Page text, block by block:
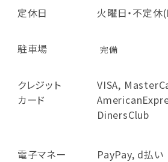
定休日 火曜日・不定
駐車場 完備
クレジット
カード
VISA,
DinersClub
電子マネー PayPay, d払い